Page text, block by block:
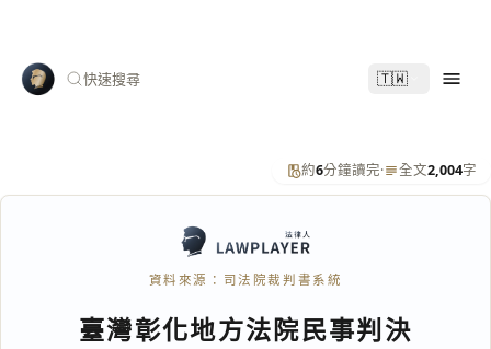
快速搜尋 🇹🇼
約6分鐘讀完· 全文2,004字
資料來源：司法院裁判書系統
臺灣彰化地方法院民事判決